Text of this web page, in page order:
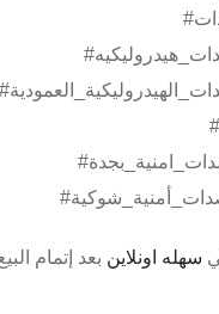
سهله اونلاين بعد إتمام